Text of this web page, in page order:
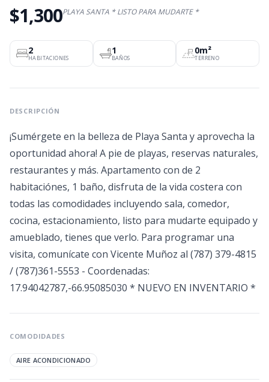
$1,300PLAYA SANTA * LISTO PARA MUDARTE *
2
HABITACIONES
1
BAÑOS
0m²
TERRENO
DESCRIPCIÓN
¡Sumérgete en la belleza de Playa Santa y aprovecha la
oportunidad ahora! A pie de playas, reservas naturales,
restaurantes y más. Apartamento con de 2
habitaciónes, 1 baño, disfruta de la vida costera con
todas las comodidades incluyendo sala, comedor,
cocina, estacionamiento, listo para mudarte equipado y
amueblado, tienes que verlo. Para programar una
visita, comunícate con Vicente Muñoz al (787) 379-4815
/ (787)361-5553 - Coordenadas:
17.94042787,-66.95085030 * NUEVO EN INVENTARIO *
COMODIDADES
AIRE ACONDICIONADO